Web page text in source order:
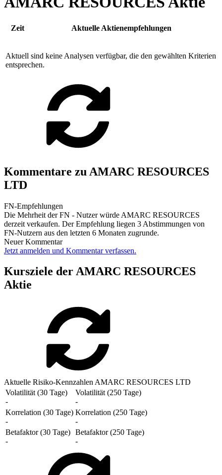
Zeit Aktuelle Aktienempfehlungen
Aktuell sind keine Analysen verfügbar, die den gewählten Kriterien
entsprechen.
Kommentare zu AMARC RESOURCES
LTD
FN-Empfehlungen
Die Mehrheit der FN - Nutzer würde AMARC RESOURCES
derzeit verkaufen. Der Empfehlung liegen 3 Abstimmungen von
FN-Nutzern aus den letzten 6 Monaten zugrunde.
Neuer Kommentar
Jetzt anmelden und Kommentar verfassen.
Kursziele der AMARC RESOURCES
Aktie
Aktuelle Risiko-Kennzahlen AMARC RESOURCES LTD
Volatilität (30 Tage)
-
Volatilität (250 Tage)
-
Korrelation (30 Tage)
-
Korrelation (250 Tage)
-
Betafaktor (30 Tage)
-
Betafaktor (250 Tage)
-